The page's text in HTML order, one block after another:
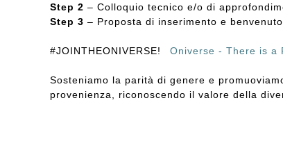
Step 2 – Colloquio tecnico e/o di
Step 3 – Proposta di inserimento e
#JOINTHEONIVERSE! Oniverse - There is a
Sosteniamo la parità di genere e
provenienza, riconoscendo il valore della